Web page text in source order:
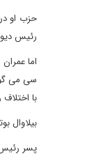
رئیس
اما
سی می
با
بیلاوال
پسر رئیس